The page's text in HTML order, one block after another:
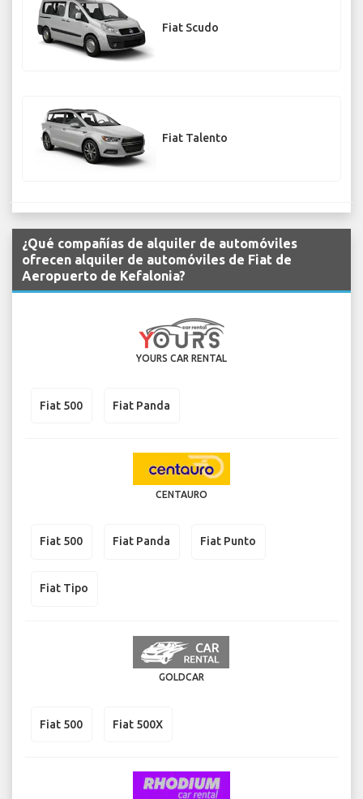
Fiat Scudo
Fiat Talento
¿Qué compañías de alquiler de automóviles
ofrecen alquiler de automóviles de Fiat de
Aeropuerto de Kefalonia?
YOURS CAR RENTAL
Fiat 500 Fiat Panda
CENTAURO
Fiat 500 Fiat Panda Fiat Punto
Fiat Tipo
GOLDCAR
Fiat 500 Fiat 500X